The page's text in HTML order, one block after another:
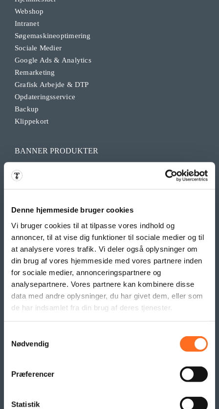
Denne hjemmeside bruger cookies
Vi bruger cookies til at tilpasse vores indhold og
annoncer, til at vise dig funktioner til sociale medier og til
at analysere vores trafik. Vi deler også oplysninger om
din brug af vores hjemmeside med vores partnere inden
for sociale medier, annonceringspartnere og
analysepartnere. Vores partnere kan kombinere disse
data med andre oplysninger, du har givet dem, eller som
de har indsamlet fra din brug af deres tjenester.
Nødvendig
Præferencer
Statistik
Webshop
Intranet
Søgemaskineoptimering
Sociale Medier
Google Ads & Analytics
Remarketing
Grafisk Arbejde & DTP
Opdateringsservice
Backup
Klippekort
BANNER PRODUKTER
Indoor bannere
Outdoor Bannere
Flex Display
Logo- og reklame måtter
Pallesvøb og Pallehætter
Logo- & Reklameflag
Kioskflag
Flag- & Vimpelranker
SAMARBEJDE